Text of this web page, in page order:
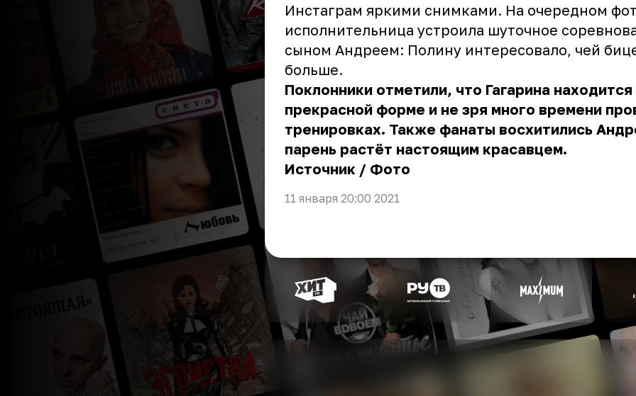
Инстаграм яркими снимками. На очередном
исполнительница устроила шуточное
сыном Андреем: Полину интересовало, чей
больше.
Поклонники отметили, что Гагарина находится
прекрасной форме и не зря много времени
тренировках. Также фанаты восхитились
парень растёт настоящим красавцем.
Источник / Фото
11 января 20:00 2021